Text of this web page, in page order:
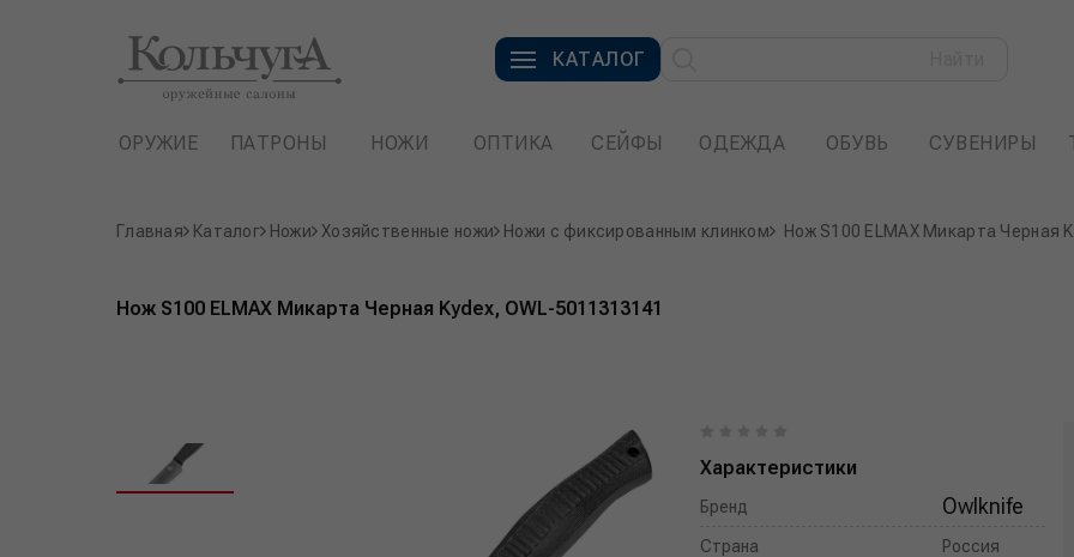
КАТАЛОГ
ОРУЖИЕ ПАТРОНЫ НОЖИ ОПТИКА СЕЙФЫ ОДЕЖДА ОБУВЬ СУВЕНИРЫ
Главная Каталог Ножи Хозяйственные ножи Ножи с фиксированным клинком Нож S100 ELMAX Микарта Черная
Нож S100 ELMAX Микарта Черная Kydex, OWL-5011313141
Характеристики
Бренд Owlknife
Страна Россия